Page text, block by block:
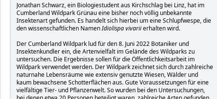
Jonathan Schwarz, ein Biologiestudent aus Kirchschlag bei Linz, hat im
Cumberland Wildpark Grünau eine bisher noch völlig unbekannte
Insektenart gefunden. Es handelt sich hierbei um eine Schlupfwespe, die
den wissenschaftlichen NamenIdiolispa vivariierhalten wird.
Der Cumberland Wildpark lud für den 8. Juni 2022 Botaniker und
Insektenkundler ein, die Artenvielfalt im Gelände des Wildparks zu
untersuchen. Die Ergebnisse sollen für die Öffentlichkeitsarbeit im
Wildpark verwendet werden. Der Wildpark zeichnet sich durch zahlreiche
naturnahe Lebensräume wie extensiv genutzte Wiesen, Wälder und
kaum bewachsene Schotterflächen aus. Gute Voraussetzungen für eine
vielfältige Tier- und Pflanzenwelt. So wurden bei den Untersuchungen,